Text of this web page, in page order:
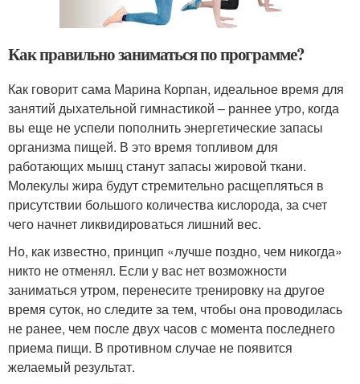
Как правильно заниматься по программе?
Как говорит сама Марина Корпан, идеальное время для
занятий дыхательной гимнастикой – раннее утро, когда
вы еще не успели пополнить энергетические запасы
организма пищей. В это время топливом для
работающих мышц станут запасы жировой ткани.
Молекулы жира будут стремительно расщепляться в
присутствии большого количества кислорода, за счет
чего начнет ликвидироваться лишний вес.
Но, как известно, принцип «лучше поздно, чем никогда»
никто не отменял. Если у вас нет возможности
заниматься утром, перенесите тренировку на другое
время суток, но следите за тем, чтобы она проводилась
не ранее, чем после двух часов с момента последнего
приема пищи. В противном случае не появится
желаемый результат.